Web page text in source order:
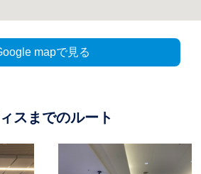
mapで見る
スまでのルート